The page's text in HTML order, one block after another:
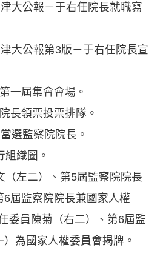
大公報－于右任院長就職寫
大公報第3版－于右任院長宣
一屆集會會場。
長領票投票排隊。
選監察院院長。
組織圖。
（左二）、第5屆監察院院長
6屆監察院院長兼國家人權
陳菊（右二）、第6屆監
為國家人權委員會揭牌。